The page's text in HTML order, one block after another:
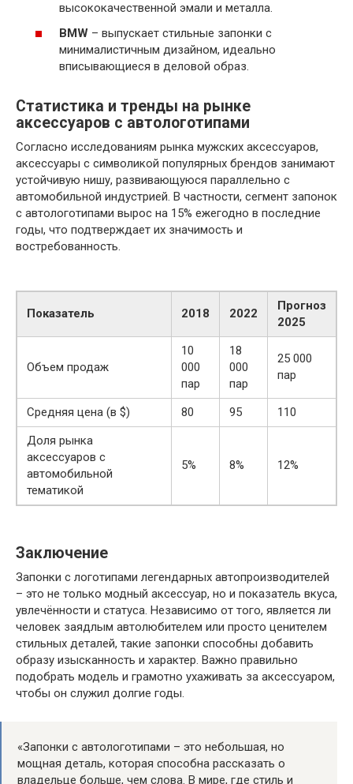
высококачественной эмали и металла.
BMW – выпускает стильные запонки с
минималистичным дизайном, идеально
вписывающиеся в деловой образ.
Статистика и тренды на рынке
аксессуаров с автологотипами
Согласно исследованиям рынка мужских аксессуаров,
аксессуары с символикой популярных брендов занимают
устойчивую нишу, развивающуюся параллельно с
автомобильной индустрией. В частности, сегмент запонок
с автологотипами вырос на 15% ежегодно в последние
годы, что подтверждает их значимость и
востребованность.
Показатель 2018 2022
Прогноз
2025
Объем продаж
10
000
пар
18
000
пар
25 000
пар
Средняя цена (в $) 80 95
110
Доля рынка
аксессуаров с
автомобильной
тематикой
5% 8% 12%
Заключение
Запонки с логотипами легендарных автопроизводителей
– это не только модный аксессуар, но и показатель вкуса,
увлечённости и статуса. Независимо от того, является ли
человек заядлым автолюбителем или просто ценителем
стильных деталей, такие запонки способны добавить
образу изысканность и характер. Важно правильно
подобрать модель и грамотно ухаживать за аксессуаром,
чтобы он служил долгие годы.
«Запонки с автологотипами – это небольшая, но
мощная деталь, которая способна рассказать о
владельце больше, чем слова. В мире, где стиль и